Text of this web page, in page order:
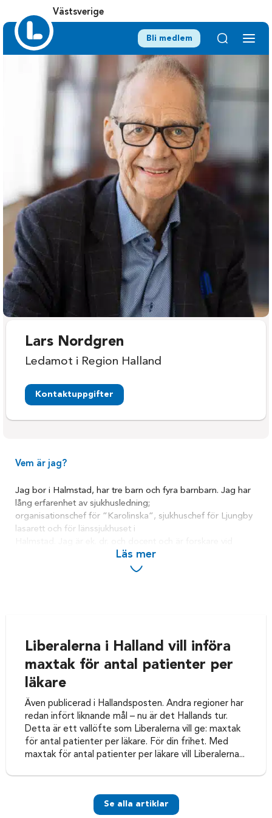
Västsverige
Bli medlem
Lars Nordgren
Ledamot i Region Halland
Kontaktuppgifter
Vem är jag?
Jag bor i Halmstad, har tre barn och fyra barnbarn. Jag har
lång erfarenhet av sjukhusledning;
organisationschef för ”Karolinska”, sjukhuschef för Ljungby
lasarett och för länssjukhuset i
Lunds universitet samt knuten som
forskare till Högskolan Halmstad. Min inriktning ligger främst
Vad vill jag driva?
Hälso- och sjukvården fungerar i stort sett väl i Halland och
det är en bra utgångspunkt för
framtiden. Det finns dock stora behov av investeringar,
främst vad gäller sjukhusen.
Det ska finnas hög kompetens och kvalitet i hälso-och
sjukvården för att denna ska kunna
bedrivas säkert. Kvalitet ska vara möjlig att följa upp för den
Patienten ska få kontakt med kliniker och vårdcentraler på
vård bör då underlättas; ett exempel är att medborgare ska
erbjudas vaccinationstider.
Läs mer
Liberalerna i Halland vill införa
maxtak för antal patienter per
läkare
Även publicerad i Hallandsposten. Andra regioner har
redan infört liknande mål – nu är det Hallands tur.
Detta är ett vallöfte som Liberalerna vill ge: maxtak
för antal patienter per läkare. För din frihet. Med
maxtak för antal patienter per läkare vill Liberalerna...
Se alla artiklar